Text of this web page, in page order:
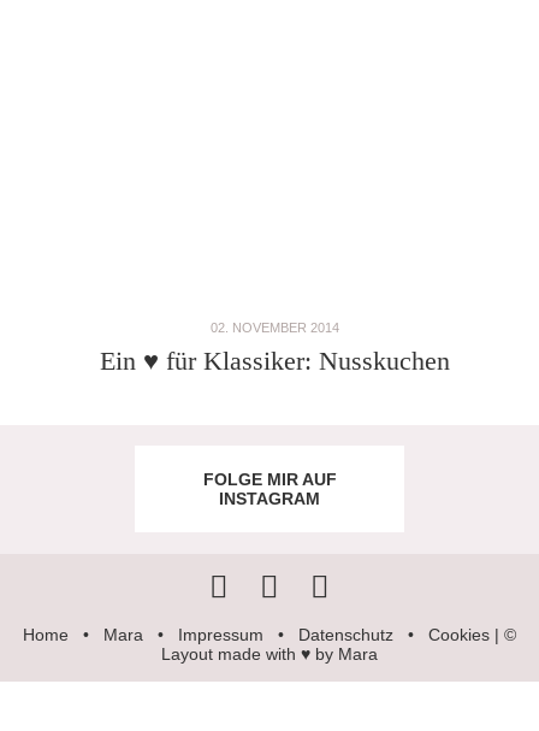
02. NOVEMBER 2014
Ein ♥ für Klassiker: Nusskuchen
FOLGE MIR AUF
INSTAGRAM
Home • Mara • Impressum • Datenschutz • Cookies | ©
Layout made with ♥ by Mara